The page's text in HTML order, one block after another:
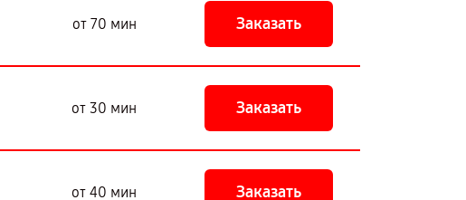
от 70 мин Заказать
от 30 мин Заказать
от 40 мин Заказать